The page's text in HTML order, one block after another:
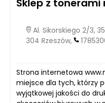
Al. Sikorskiego 2/3,
304 Rzeszów,
Strona internetowa
miejsce dla tych, którzy
wyjątkowej jakości do